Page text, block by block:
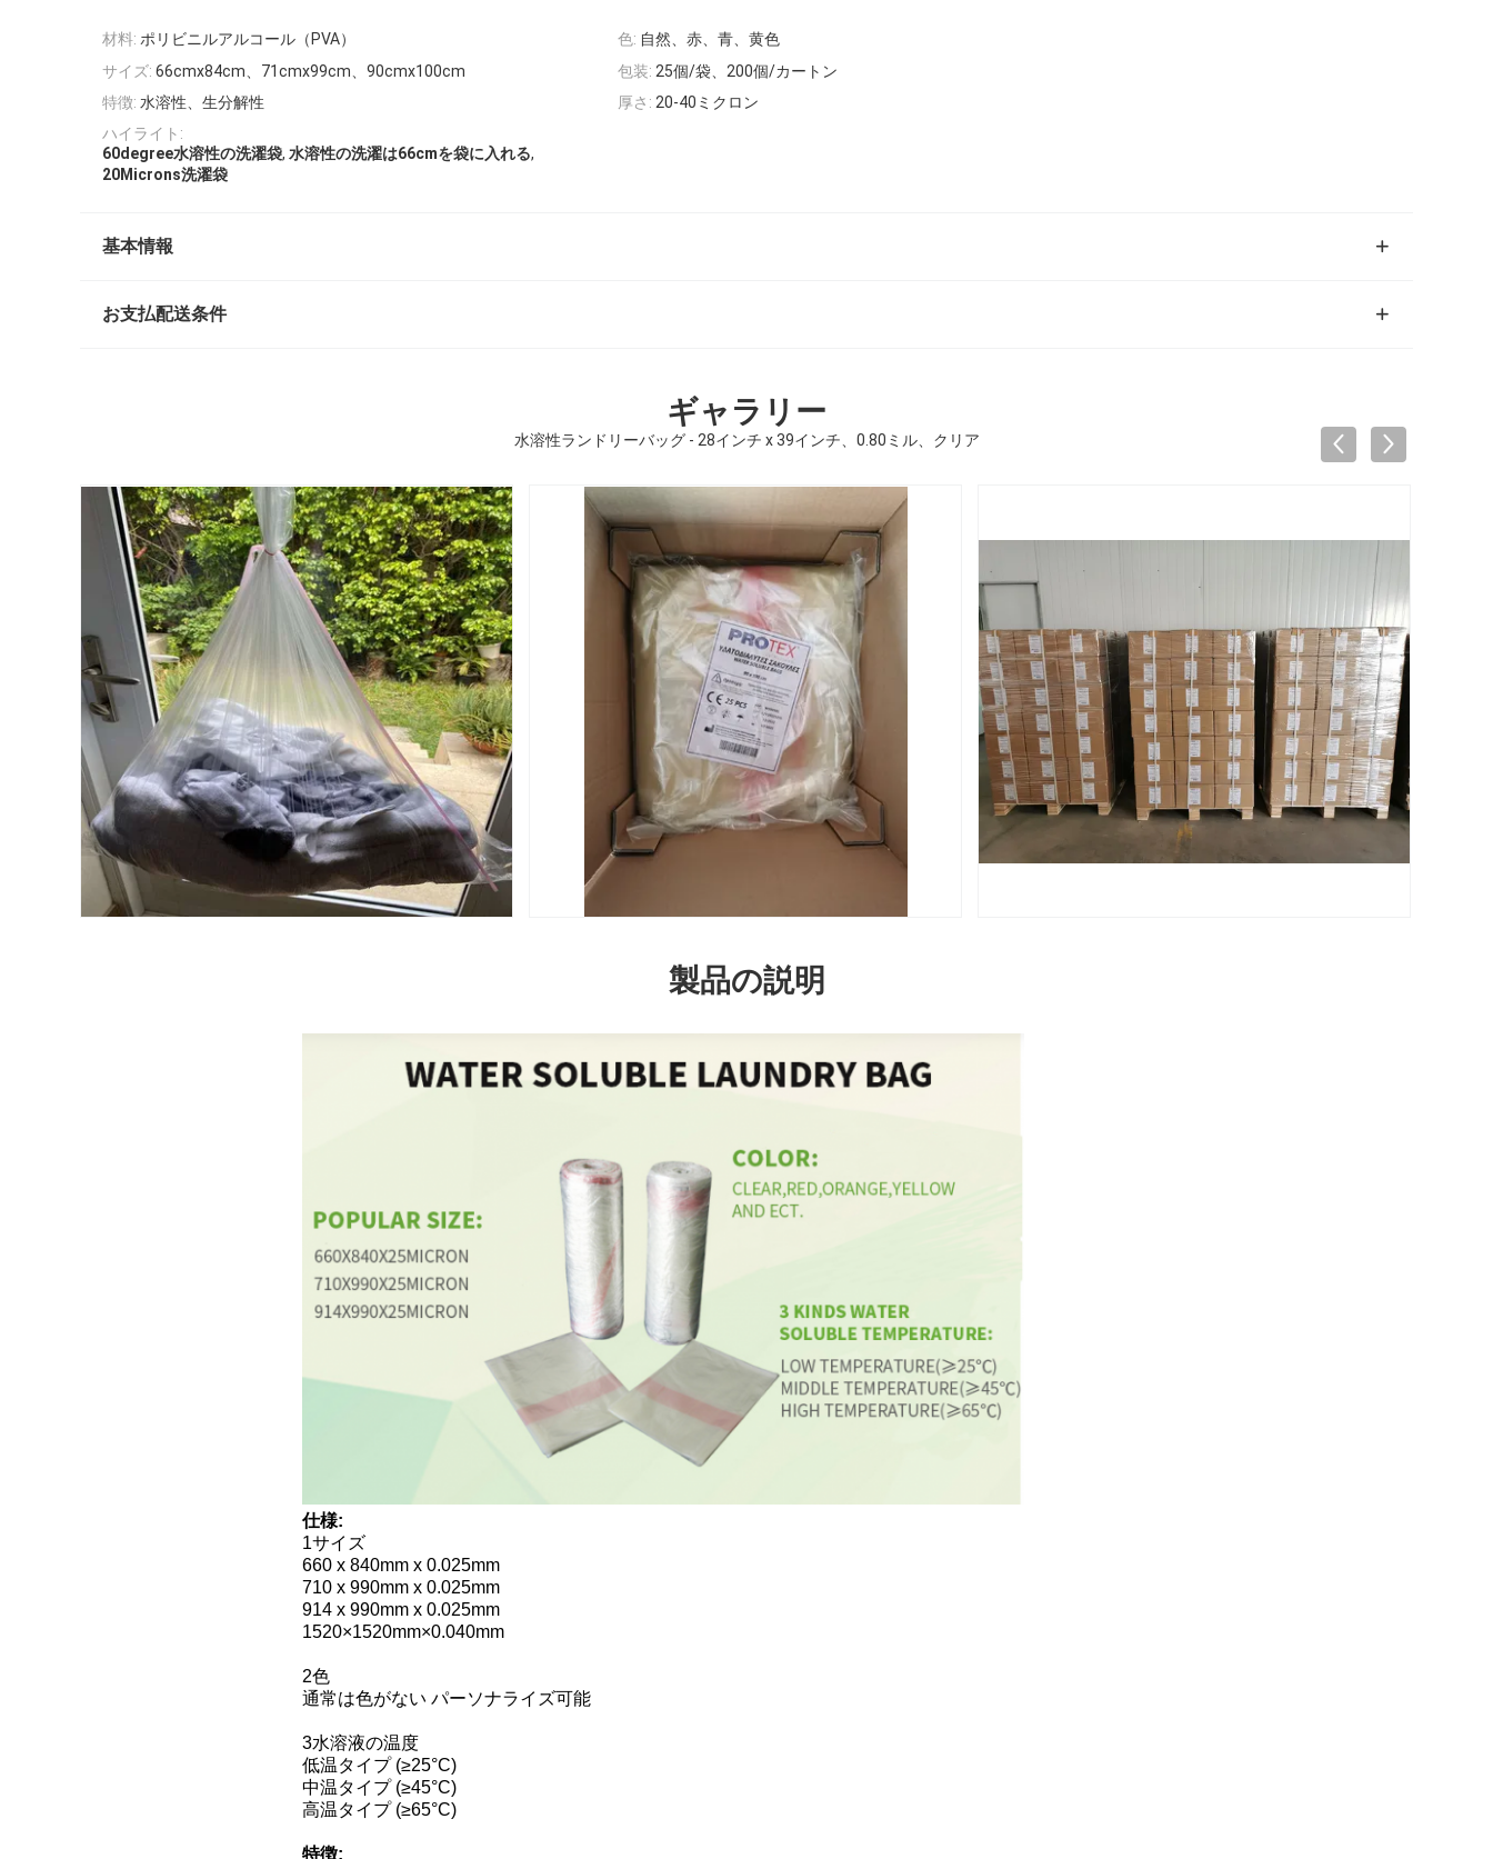
材料: ポリビニルアルコール（PVA） 色: 自然、赤、青、黄色
サイズ: 66cmx84cm、71cmx99cm、90cmx100cm 包装: 25個/袋、200個/カートン
特徴: 水溶性、生分解性 厚さ: 20-40ミクロン
ハイライト:
60degree水溶性の洗濯袋, 水溶性の洗濯は66cmを袋に入れる,
20Microns洗濯袋
基本情報
お支払配送条件
ギャラリー
水溶性ランドリーバッグ - 28インチ x 39インチ、0.80ミル、クリア
製品の説明
仕様:
1サイズ
660 x 840mm x 0.025mm
710 x 990mm x 0.025mm
914 x 990mm x 0.025mm
1520×1520mm×0.040mm
2色
通常は色がない パーソナライズ可能
3水溶液の温度
低温タイプ (≥25°C)
中温タイプ (≥45°C)
高温タイプ (≥65°C)
特徴: